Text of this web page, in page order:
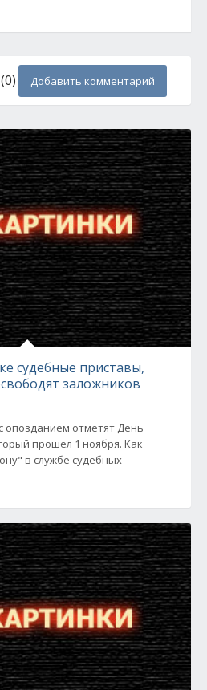
Добавить комментарий
судебные приставы,
заложников
опозданием отметят День
прошел 1 ноября. Как
в службе судебных